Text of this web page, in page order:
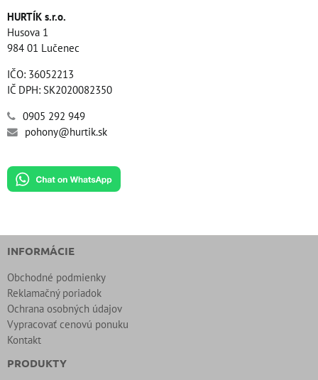
HURTÍK s.r.o.
Husova 1
984 01 Lučenec
IČO: 36052213
IČ DPH: SK2020082350
0905 292 949
pohony@hurtik.sk
INFORMÁCIE
Obchodné podmienky
Reklamačný poriadok
Ochrana osobných údajov
Vypracovať cenovú ponuku
Kontakt
PRODUKTY